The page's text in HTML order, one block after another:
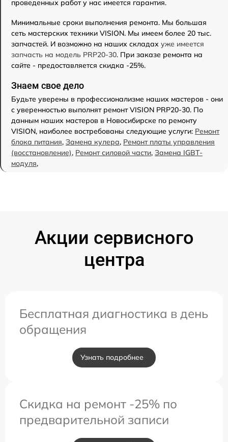
проведенных работ у нас имеется гарантия.
Минимальные сроки выполнения ремонта. Мы большая
сеть мастерских техники VISION. Мы имеем более 20 тыс.
запчастей. И возможно на наших складах уже имеется
запчасть на модель PRP20-30. При заказе ремонта на
сайте - предоставляется скидка -25%.
Знаем свое дело
Будьте уверены в профессионализме наших мастеров - они
с уверенностью выполнят ремонт VISION PRP20-30. По
данным наших мастеров в Новосибирске по ремонту
VISION, наиболее востребованы следующие услуги: Ремонт
блока питания, Замена кулера, Ремонт платы управления
(восстановление), Ремонт силовой части, Замена IGBT-
модуля,
Акции сервисного
центра
Бесплатная диагностика в день
обращения
Узнать подробнее
Скидка на ремонт -25% по
предварительной записи